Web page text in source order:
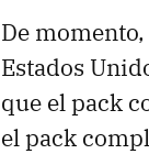
De
Estados
que el pack
el pack